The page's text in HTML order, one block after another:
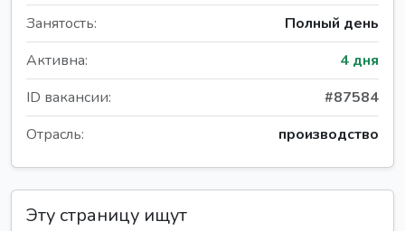
Занятость:
Полный день
Активна:
4 дня
ID вакансии:
#87584
Отрасль:
производство
Эту страницу ищут